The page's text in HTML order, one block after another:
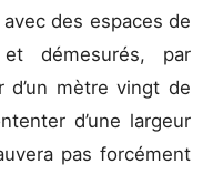
des espaces de
démesurés, par
d’un mètre vingt de
d’une largeur
pas forcément